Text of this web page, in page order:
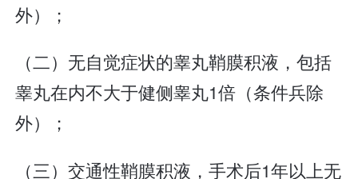
外）；
（二）无自觉症状的睾丸鞘膜积液，包括
睾丸在内不大于健侧睾丸1倍（条件兵除
外）；
（三）交通性鞘膜积液，手术后1年以上无